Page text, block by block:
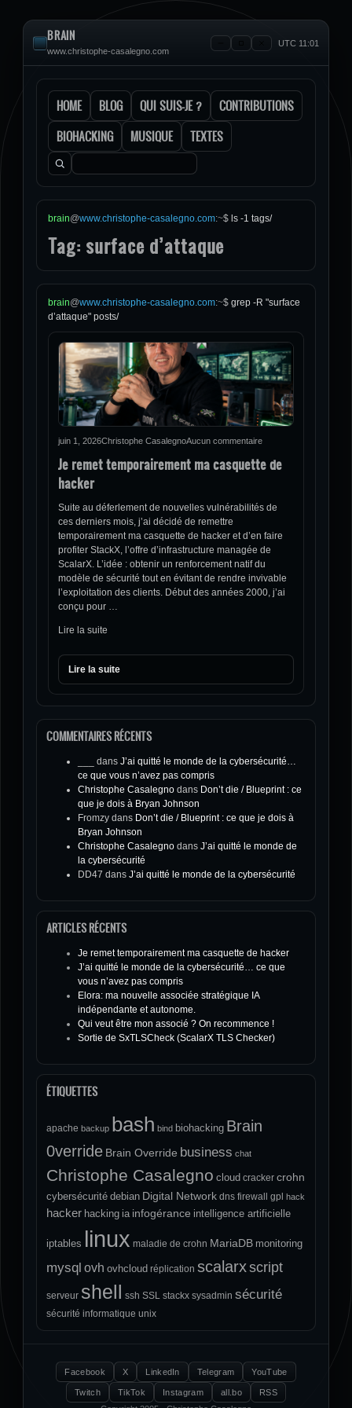
BRAIN
www.christophe-casalegno.com
UTC 11:01
HOME BLOG QUI SUIS-JE ?
CONTRIBUTIONS
BIOHACKING
MUSIQUE TEXTES
Rechercher :
brain@www.christophe-casalegno.com:~$ ls -1 tags/
Tag: surface d’attaque
brain@www.christophe-casalegno.com:~$ grep -R "surface
d’attaque" posts/
juin 1, 2026Christophe CasalegnoAucun commentaire
Je remet temporairement ma casquette de
hacker
Suite au déferlement de nouvelles vulnérabilités de
ces derniers mois, j’ai décidé de remettre
temporairement ma casquette de hacker et d’en faire
profiter StackX, l’offre d’infrastructure managée de
ScalarX. L’idée : obtenir un renforcement natif du
modèle de sécurité tout en évitant de rendre invivable
l’exploitation des clients. Début des années 2000, j’ai
conçu pour …
Lire la suite
Lire la suite
COMMENTAIRES RÉCENTS
dans J’ai quitté le monde de la cybersécurité…
ce que vous n’avez pas compris
Christophe Casalegno dans Don’t die / Blueprint : ce
que je dois à Bryan Johnson
Fromzy dans Don’t die / Blueprint : ce que je dois à
Bryan Johnson
Christophe Casalegno dans J’ai quitté le monde de
la cybersécurité
DD47 dans J’ai quitté le monde de la cybersécurité
ARTICLES RÉCENTS
Je remet temporairement ma casquette de hacker
J’ai quitté le monde de la cybersécurité… ce que
vous n’avez pas compris
Elora: ma nouvelle associée stratégique IA
indépendante et autonome.
Qui veut être mon associé ? On recommence !
Sortie de SxTLSCheck (ScalarX TLS Checker)
ÉTIQUETTES
apache backup bash bind biohacking Brain
0verride Brain Override business chat
Christophe Casalegno cloud cracker crohn
cybersécurité debian Digital Network dns firewall gpl hack
hacker hacking ia infogérance intelligence artificielle
iptables linux maladie de crohn MariaDB monitoring
mysql ovh ovhcloud réplication scalarxscript
serveur shell ssh SSL stackx sysadmin sécurité
sécurité informatique unix
Facebook X LinkedIn Telegram YouTube
Twitch TikTok Instagram all.bo
RSS